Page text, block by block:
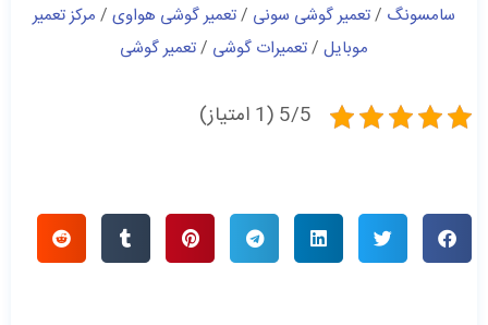
سامسونگ /تعمیر گوشی سونی /تعمیر گوشی هواوی / مرکز تعمیر
موبایل /تعمیرات گوشی /تعمیر گوشی
5/5 (1 امتیاز)